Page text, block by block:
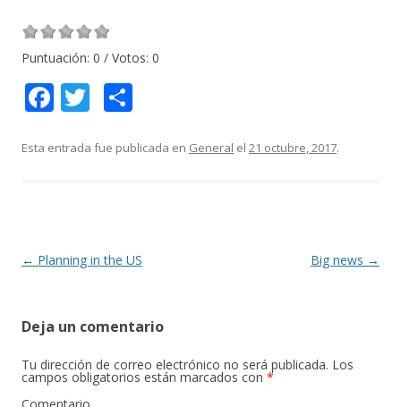
Puntuación: 0 / Votos: 0
F
e
k
T
itt m
r
Esta entrada fue publicada en General el 21 octubre, 2017.
Navegación
← Planning in the US Big news →
Deja un comentario
Tu dirección de correo electrónico no será publicada. Los
campos obligatorios están marcados con *